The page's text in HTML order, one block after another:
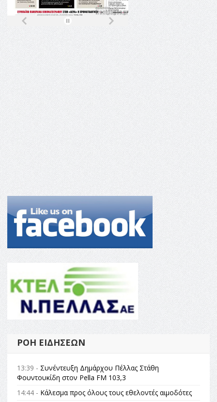
ΡΟΉ ΕΙΔΉΣΕΩΝ
13:39 - Συνέντευξη Δημάρχου Πέλλας Στάθη
Φουντουκίδη στον Pella FM 103,3
14:44 - Κάλεσμα προς όλους τους εθελοντές αιμοδότες